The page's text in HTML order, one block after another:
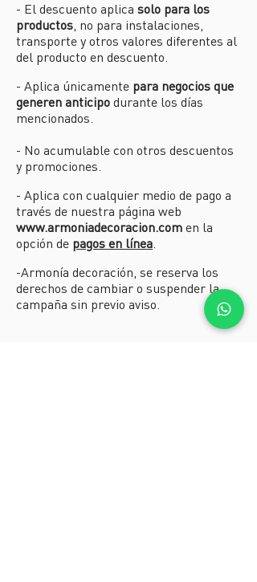
- El descuento aplica solo para los
productos, no para instalaciones,
transporte y otros valores diferentes al
del producto en descuento.
- Aplica únicamente para negocios que
generen anticipo durante los días
mencionados.
- No acumulable con otros descuentos
y promociones.
- Aplica con cualquier medio de pago a
través de nuestra página web
www.armoniadecoracion.com en la
opción de pagos en línea.
-Armonía decoración, se reserva los
derechos de cambiar o suspender la
campaña sin previo aviso.